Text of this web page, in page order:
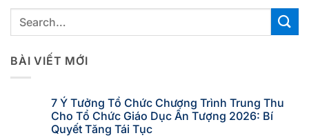
BÀI VIẾT MỚI
7 Ý Tưởng Tổ Chức Chương Trình Trung Thu
Cho Tổ Chức Giáo Dục Ấn Tượng 2026: Bí
Quyết Tăng Tái Tục